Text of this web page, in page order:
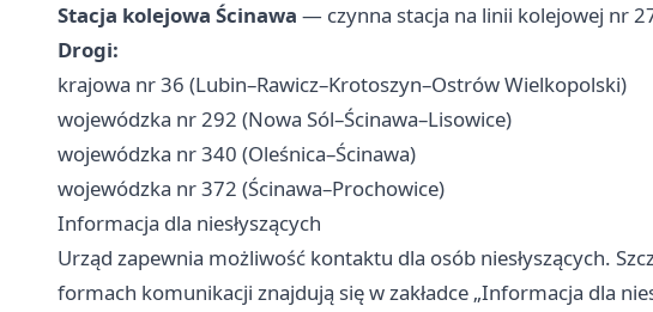
Stacja kolejowa Ścinawa — czynna stacja na linii kolejowej nr
Drogi:
krajowa nr 36 (Lubin–Rawicz–Krotoszyn–Ostrów Wielkopolski)
wojewódzka nr 292 (Nowa Sól–Ścinawa–Lisowice)
wojewódzka nr 340 (Oleśnica–Ścinawa)
wojewódzka nr 372 (Ścinawa–Prochowice)
Informacja dla niesłyszących
Urząd zapewnia możliwość kontaktu dla osób niesłyszących.
formach komunikacji znajdują się w zakładce „Informacja dla